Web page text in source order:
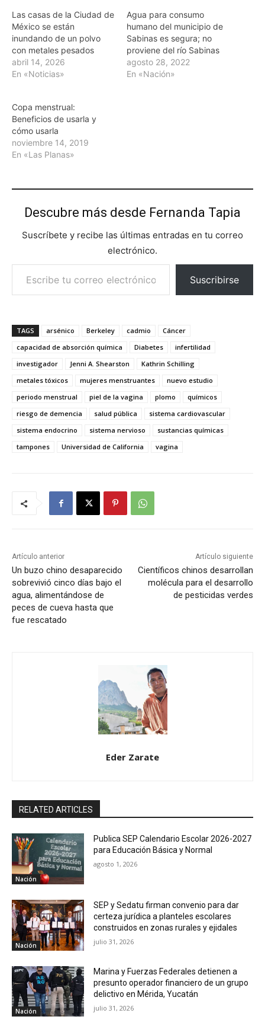
Las casas de la Ciudad de
México se están
inundando de un polvo
con metales pesados
abril 14, 2026
En «Noticias»
Agua para consumo
humano del municipio de
Sabinas es segura; no
proviene del río Sabinas
agosto 28, 2022
En «Nación»
Copa menstrual:
Beneficios de usarla y
cómo usarla
noviembre 14, 2019
En «Las Planas»
Descubre más desde Fernanda Tapia
Suscríbete y recibe las últimas entradas en tu correo
electrónico.
Escribe tu correo electrónico…
Suscribirse
TAGS arsénico Berkeley cadmio
Cáncer
capacidad de absorción química
Diabetes
infertilidad
investigador
Jenni A. Shearston
Kathrin Schilling
metales tóxicos
mujeres menstruantes
nuevo estudio
periodo menstrual
piel de la vagina plomo
químicos
riesgo de demencia
salud pública
sistema cardiovascular
sistema endocrino
sistema nervioso
sustancias químicas
tampones
Universidad de California vagina
Artículo anterior
Un buzo chino desaparecido
sobrevivió cinco días bajo el
agua, alimentándose de
peces de cueva hasta que
fue rescatado
Artículo siguiente
Científicos chinos desarrollan
molécula para el desarrollo
de pesticidas verdes
Eder Zarate
RELATED ARTICLES
Nación
Publica SEP Calendario Escolar 2026-2027
para Educación Básica y Normal
agosto 1, 2026
Nación
SEP y Sedatu firman convenio para dar
certeza jurídica a planteles escolares
construidos en zonas rurales y ejidales
julio 31, 2026
Nación
Marina y Fuerzas Federales detienen a
presunto operador financiero de un grupo
delictivo en Mérida, Yucatán
julio 31, 2026